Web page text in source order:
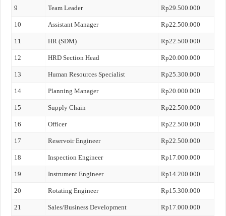
9 Team Leader Rp29.500.000
10 Assistant Manager Rp22.500.000
11 HR (SDM) Rp22.500.000
12 HRD Section Head Rp20.000.000
13 Human Resources Specialist Rp25.300.000
14 Planning Manager Rp20.000.000
15 Supply Chain Rp22.500.000
16 Officer Rp22.500.000
17 Reservoir Engineer Rp22.500.000
18 Inspection Engineer Rp17.000.000
19 Instrument Engineer Rp14.200.000
20 Rotating Engineer Rp15.300.000
21 Sales/Business Development Rp17.000.000